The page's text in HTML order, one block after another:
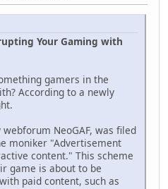
Your Gaming with
gamers in the
According to a newly
NeoGAF, was filed
moniker "Advertisement
content." This scheme
game is about to be
paid content, such as